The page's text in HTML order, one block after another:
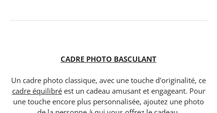
CADRE PHOTO BASCULANT
Un cadre photo classique, avec une touche d'originalité, ce
cadre équilibréest un cadeau amusant et engageant. Pour
une touche encore plus personnalisée, ajoutez une photo